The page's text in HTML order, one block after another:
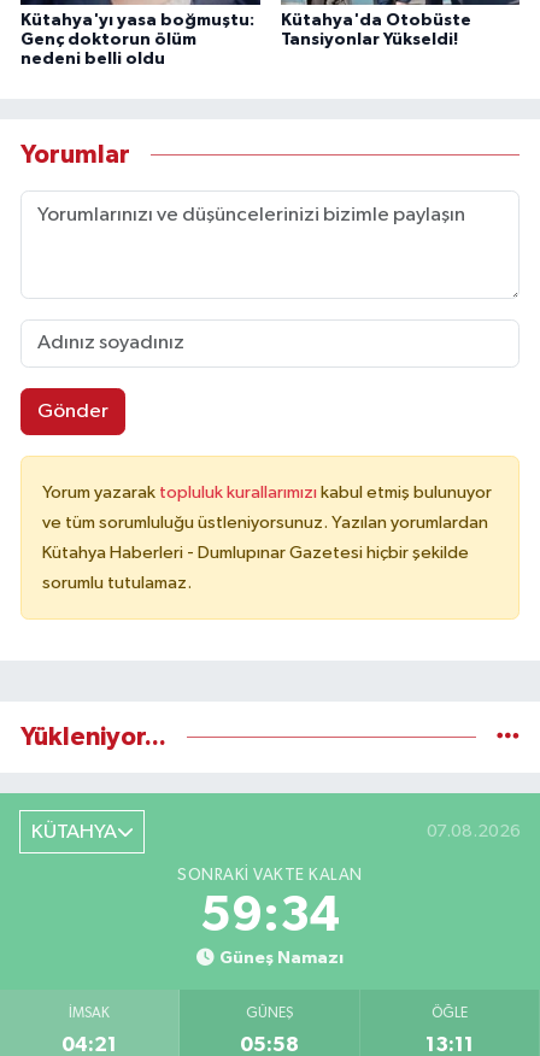
Kütahya'yı yasa boğmuştu:
Genç doktorun ölüm
nedeni belli oldu
Kütahya'da Otobüste
Tansiyonlar Yükseldi!
Yorumlar
Gönder
Yorum yazarak topluluk kurallarımızı kabul etmiş bulunuyor
ve tüm sorumluluğu üstleniyorsunuz. Yazılan yorumlardan
Kütahya Haberleri - Dumlupınar Gazetesi hiçbir şekilde
sorumlu tutulamaz.
Yükleniyor...
KÜTAHYA 07.08.2026
SONRAKI VAKTE KALAN
59:33
Güneş Namazı
İMSAK
04:21
GÜNEŞ
05:58
ÖĞLE
13:11